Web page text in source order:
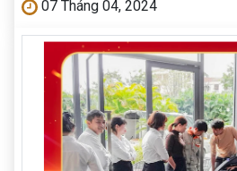
07 Tháng 04, 2024